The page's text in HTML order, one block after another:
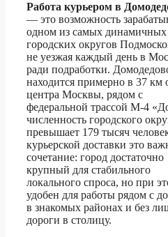
Работа курьером в
— это возможность
одном из самых динамичных
городских округов
не уезжая каждый день в
ради подработки.
находится примерно в 37 км
центра Москвы, рядом с
федеральной трассой М-4
численность городского
превышает 179 тысяч
курьерской доставки это
сочетание: город достаточно
крупный для стабильного
локального спроса, но при
удобен для работы рядом с
в знакомых районах и без
дороги в столицу.